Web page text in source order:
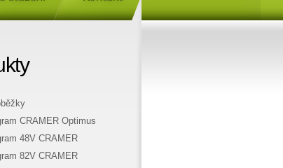
CRAMER Optimus
48V CRAMER
82V CRAMER